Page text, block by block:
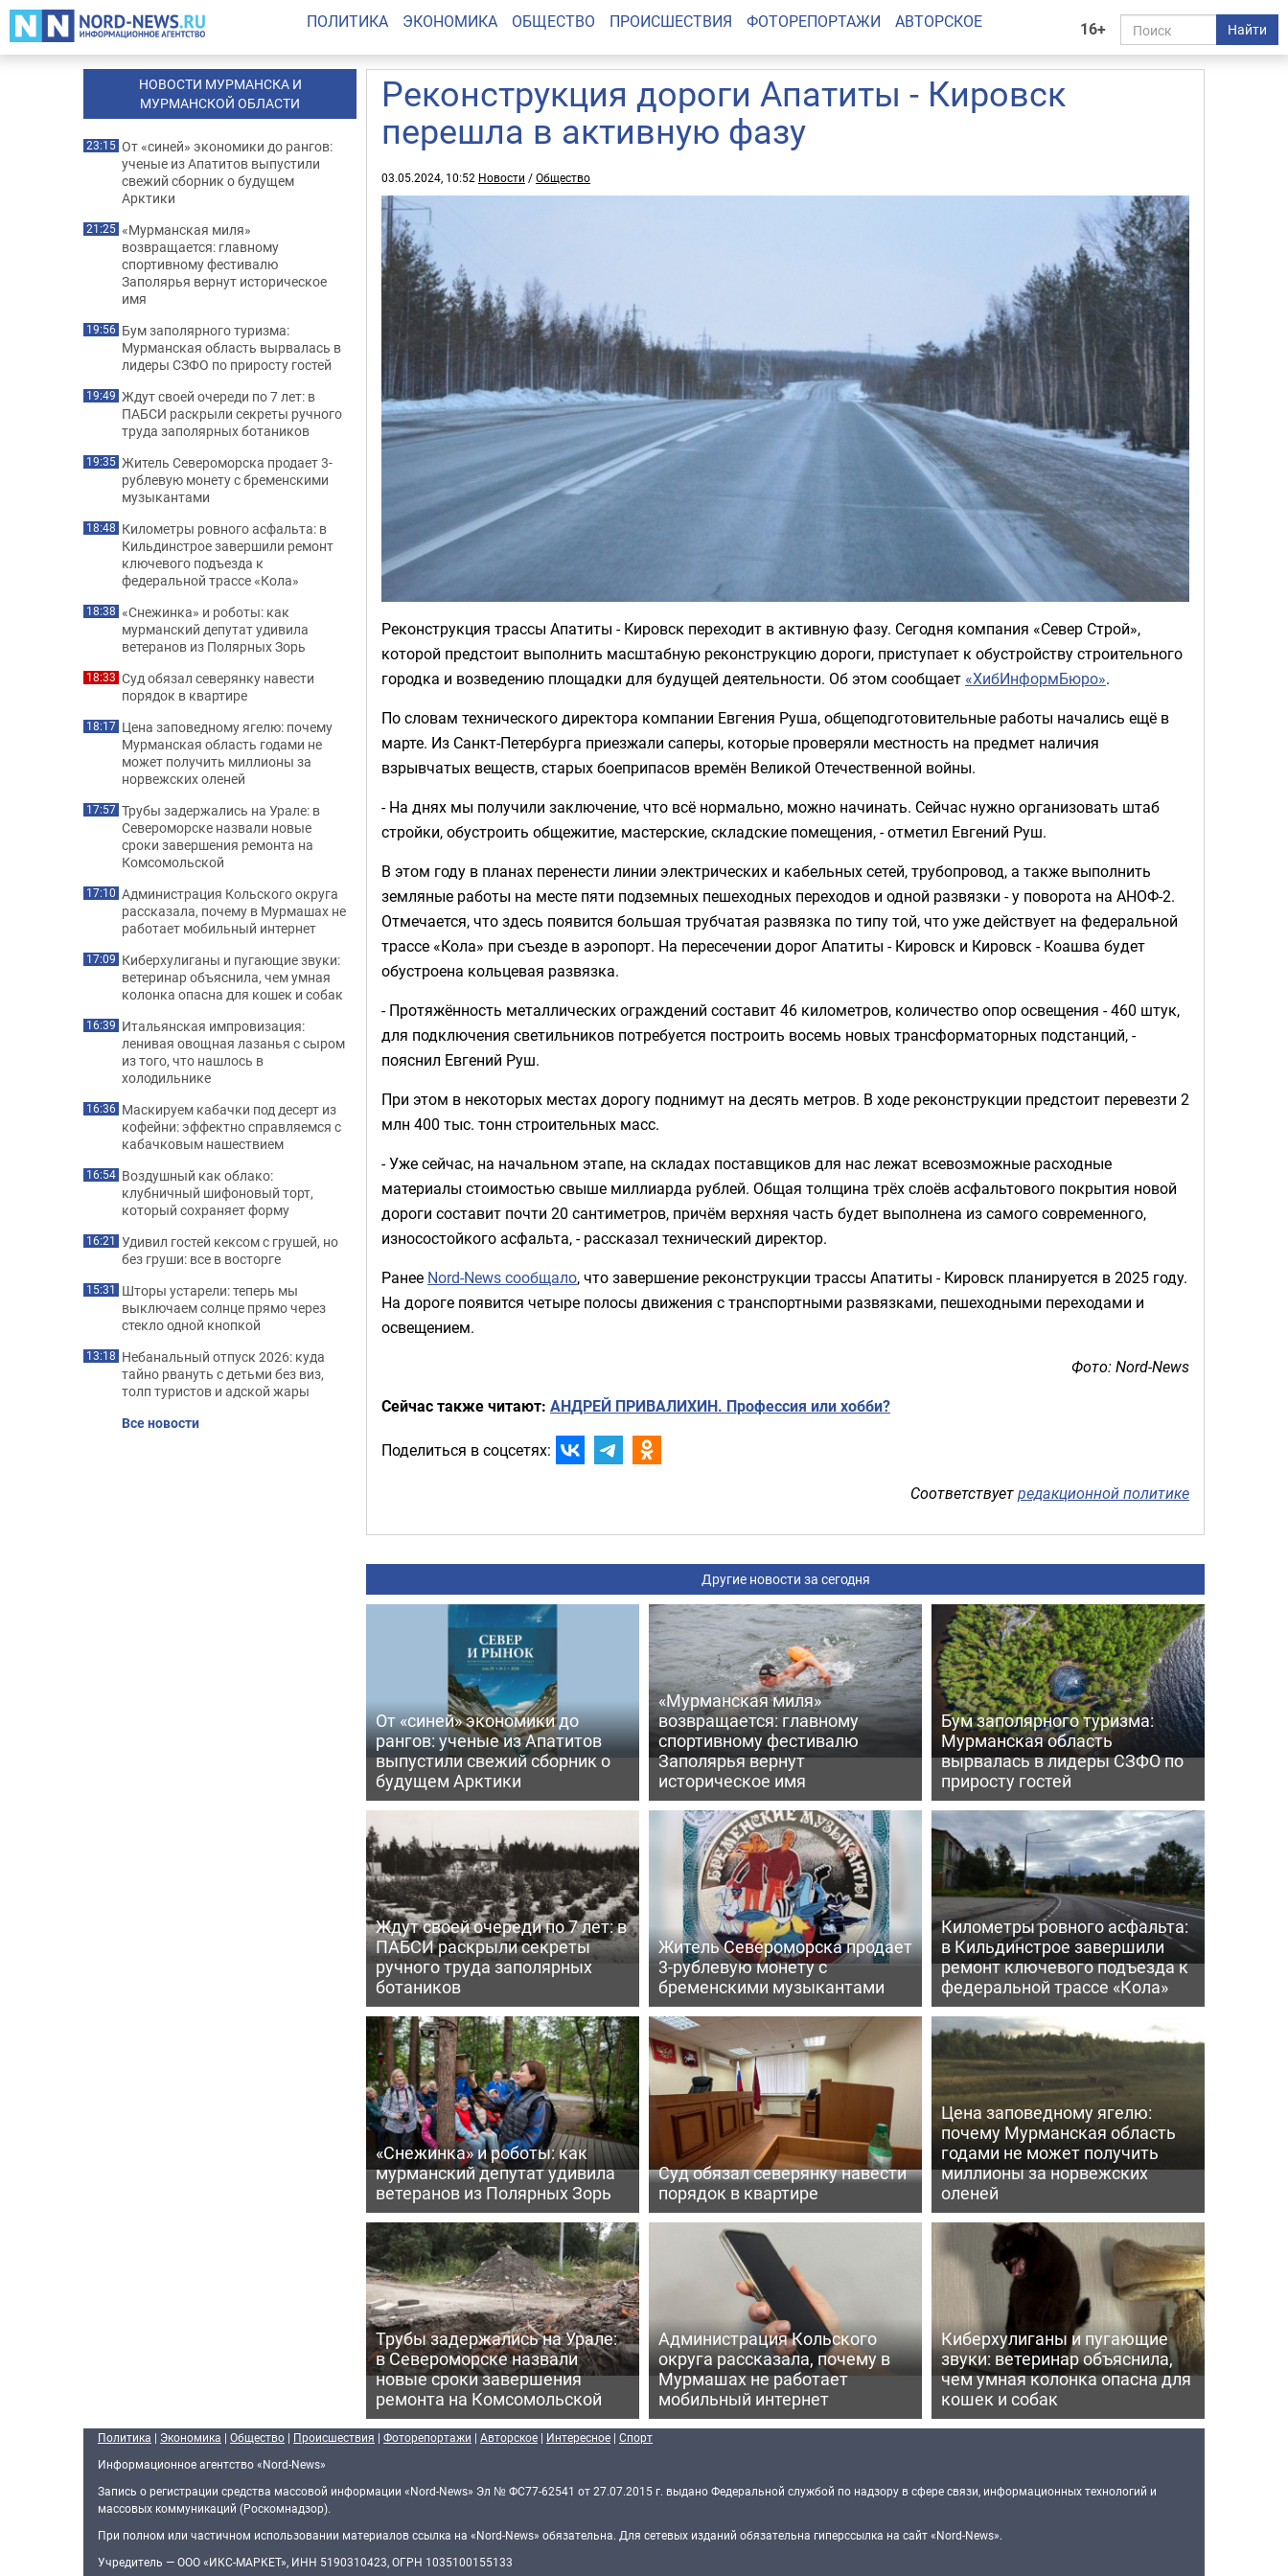
16+ Найти
ПОЛИТИКА ЭКОНОМИКА ОБЩЕСТВО ПРОИСШЕСТВИЯ ФОТОРЕПОРТАЖИ АВТОРСКОЕ
Реконструкция дороги Апатиты - Кировск
перешла в активную фазу
03.05.2024, 10:52 Новости /Общество
Реконструкция трассы Апатиты - Кировск переходит в активную фазу. Сегодня компания «Север Строй»,
которой предстоит выполнить масштабную реконструкцию дороги, приступает к обустройству строительного
городка и возведению площадки для будущей деятельности. Об этом сообщает «ХибИнформБюро».
По словам технического директора компании Евгения Руша, общеподготовительные работы начались ещё в
марте. Из Санкт-Петербурга приезжали саперы, которые проверяли местность на предмет наличия
взрывчатых веществ, старых боеприпасов времён Великой Отечественной войны.
- На днях мы получили заключение, что всё нормально, можно начинать. Сейчас нужно организовать штаб
стройки, обустроить общежитие, мастерские, складские помещения, - отметил Евгений Руш.
В этом году в планах перенести линии электрических и кабельных сетей, трубопровод, а также выполнить
земляные работы на месте пяти подземных пешеходных переходов и одной развязки - у поворота на АНОФ-2.
Отмечается, что здесь появится большая трубчатая развязка по типу той, что уже действует на федеральной
трассе «Кола» при съезде в аэропорт. На пересечении дорог Апатиты - Кировск и Кировск - Коашва будет
обустроена кольцевая развязка.
- Протяжённость металлических ограждений составит 46 километров, количество опор освещения - 460 штук,
для подключения светильников потребуется построить восемь новых трансформаторных подстанций, -
пояснил Евгений Руш.
При этом в некоторых местах дорогу поднимут на десять метров. В ходе реконструкции предстоит перевезти 2
млн 400 тыс. тонн строительных масс.
- Уже сейчас, на начальном этапе, на складах поставщиков для нас лежат всевозможные расходные
материалы стоимостью свыше миллиарда рублей. Общая толщина трёх слоёв асфальтового покрытия новой
дороги составит почти 20 сантиметров, причём верхняя часть будет выполнена из самого современного,
износостойкого асфальта, - рассказал технический директор.
Ранее Nord-News сообщало, что завершение реконструкции трассы Апатиты - Кировск планируется в 2025 году.
На дороге появится четыре полосы движения с транспортными развязками, пешеходными переходами и
освещением.
Фото: Nord-News
Сейчас также читают: АНДРЕЙ ПРИВАЛИХИН. Профессия или хобби?
Поделиться в соцсетях:
Соответствуетредакционной политике
Другие новости за сегодня
От «синей» экономики до
рангов: ученые из Апатитов
выпустили свежий сборник о
будущем Арктики
«Мурманская миля»
возвращается: главному
спортивному фестивалю
Заполярья вернут
историческое имя
Бум заполярного туризма:
Мурманская область
вырвалась в лидеры СЗФО по
приросту гостей
Ждут своей очереди по 7 лет: в
ПАБСИ раскрыли секреты
ручного труда заполярных
ботаников
Житель Североморска продает
3-рублевую монету с
бременскими музыкантами
Километры ровного асфальта:
в Кильдинстрое завершили
ремонт ключевого подъезда к
федеральной трассе «Кола»
«Снежинка» и роботы: как
мурманский депутат удивила
ветеранов из Полярных Зорь
Суд обязал северянку навести
порядок в квартире
Цена заповедному ягелю:
почему Мурманская область
годами не может получить
миллионы за норвежских
оленей
Трубы задержались на Урале:
в Североморске назвали
новые сроки завершения
ремонта на Комсомольской
Администрация Кольского
округа рассказала, почему в
Мурмашах не работает
мобильный интернет
Киберхулиганы и пугающие
звуки: ветеринар объяснила,
чем умная колонка опасна для
кошек и собак
НОВОСТИ МУРМАНСКА И
МУРМАНСКОЙ ОБЛАСТИ
23:15 От «синей» экономики до рангов:
ученые из Апатитов выпустили
свежий сборник о будущем
Арктики
21:25 «Мурманская миля»
возвращается: главному
спортивному фестивалю
Заполярья вернут историческое
имя
19:56 Бум заполярного туризма:
Мурманская область вырвалась в
лидеры СЗФО по приросту гостей
19:49 Ждут своей очереди по 7 лет: в
ПАБСИ раскрыли секреты ручного
труда заполярных ботаников
19:35 Житель Североморска продает 3-
рублевую монету с бременскими
музыкантами
18:48 Километры ровного асфальта: в
Кильдинстрое завершили ремонт
ключевого подъезда к
федеральной трассе «Кола»
18:38 «Снежинка» и роботы: как
мурманский депутат удивила
ветеранов из Полярных Зорь
18:33 Суд обязал северянку навести
порядок в квартире
18:17 Цена заповедному ягелю: почему
Мурманская область годами не
может получить миллионы за
норвежских оленей
17:57 Трубы задержались на Урале: в
Североморске назвали новые
сроки завершения ремонта на
Комсомольской
17:10 Администрация Кольского округа
рассказала, почему в Мурмашах не
работает мобильный интернет
17:09 Киберхулиганы и пугающие звуки:
ветеринар объяснила, чем умная
колонка опасна для кошек и собак
16:39 Итальянская импровизация:
ленивая овощная лазанья с сыром
из того, что нашлось в
холодильнике
16:36 Маскируем кабачки под десерт из
кофейни: эффектно справляемся с
кабачковым нашествием
16:54 Воздушный как облако:
клубничный шифоновый торт,
который сохраняет форму
16:21 Удивил гостей кексом с грушей, но
без груши: все в восторге
15:31 Шторы устарели: теперь мы
выключаем солнце прямо через
стекло одной кнопкой
13:18 Небанальный отпуск 2026: куда
тайно рвануть с детьми без виз,
толп туристов и адской жары
Все новости
Политика | Экономика | Общество | Происшествия | Фоторепортажи | Авторское | Интересное | Спорт
Информационное агентство «Nord-News»
Запись о регистрации средства массовой информации «Nord-News» Эл № ФС77-62541 от 27.07.2015 г. выдано Федеральной службой по надзору в сфере связи, информационных технологий и
массовых коммуникаций (Роскомнадзор).
При полном или частичном использовании материалов ссылка на «Nord-News» обязательна. Для сетевых изданий обязательна гиперссылка на сайт «Nord-News».
Учредитель — ООО «ИКС-МАРКЕТ», ИНН 5190310423, ОГРН 1035100155133